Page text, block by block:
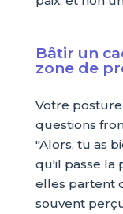
Bâtir un
zone de
Votre
questions
"Alors, tu as
qu'il passe la
elles partent
souvent